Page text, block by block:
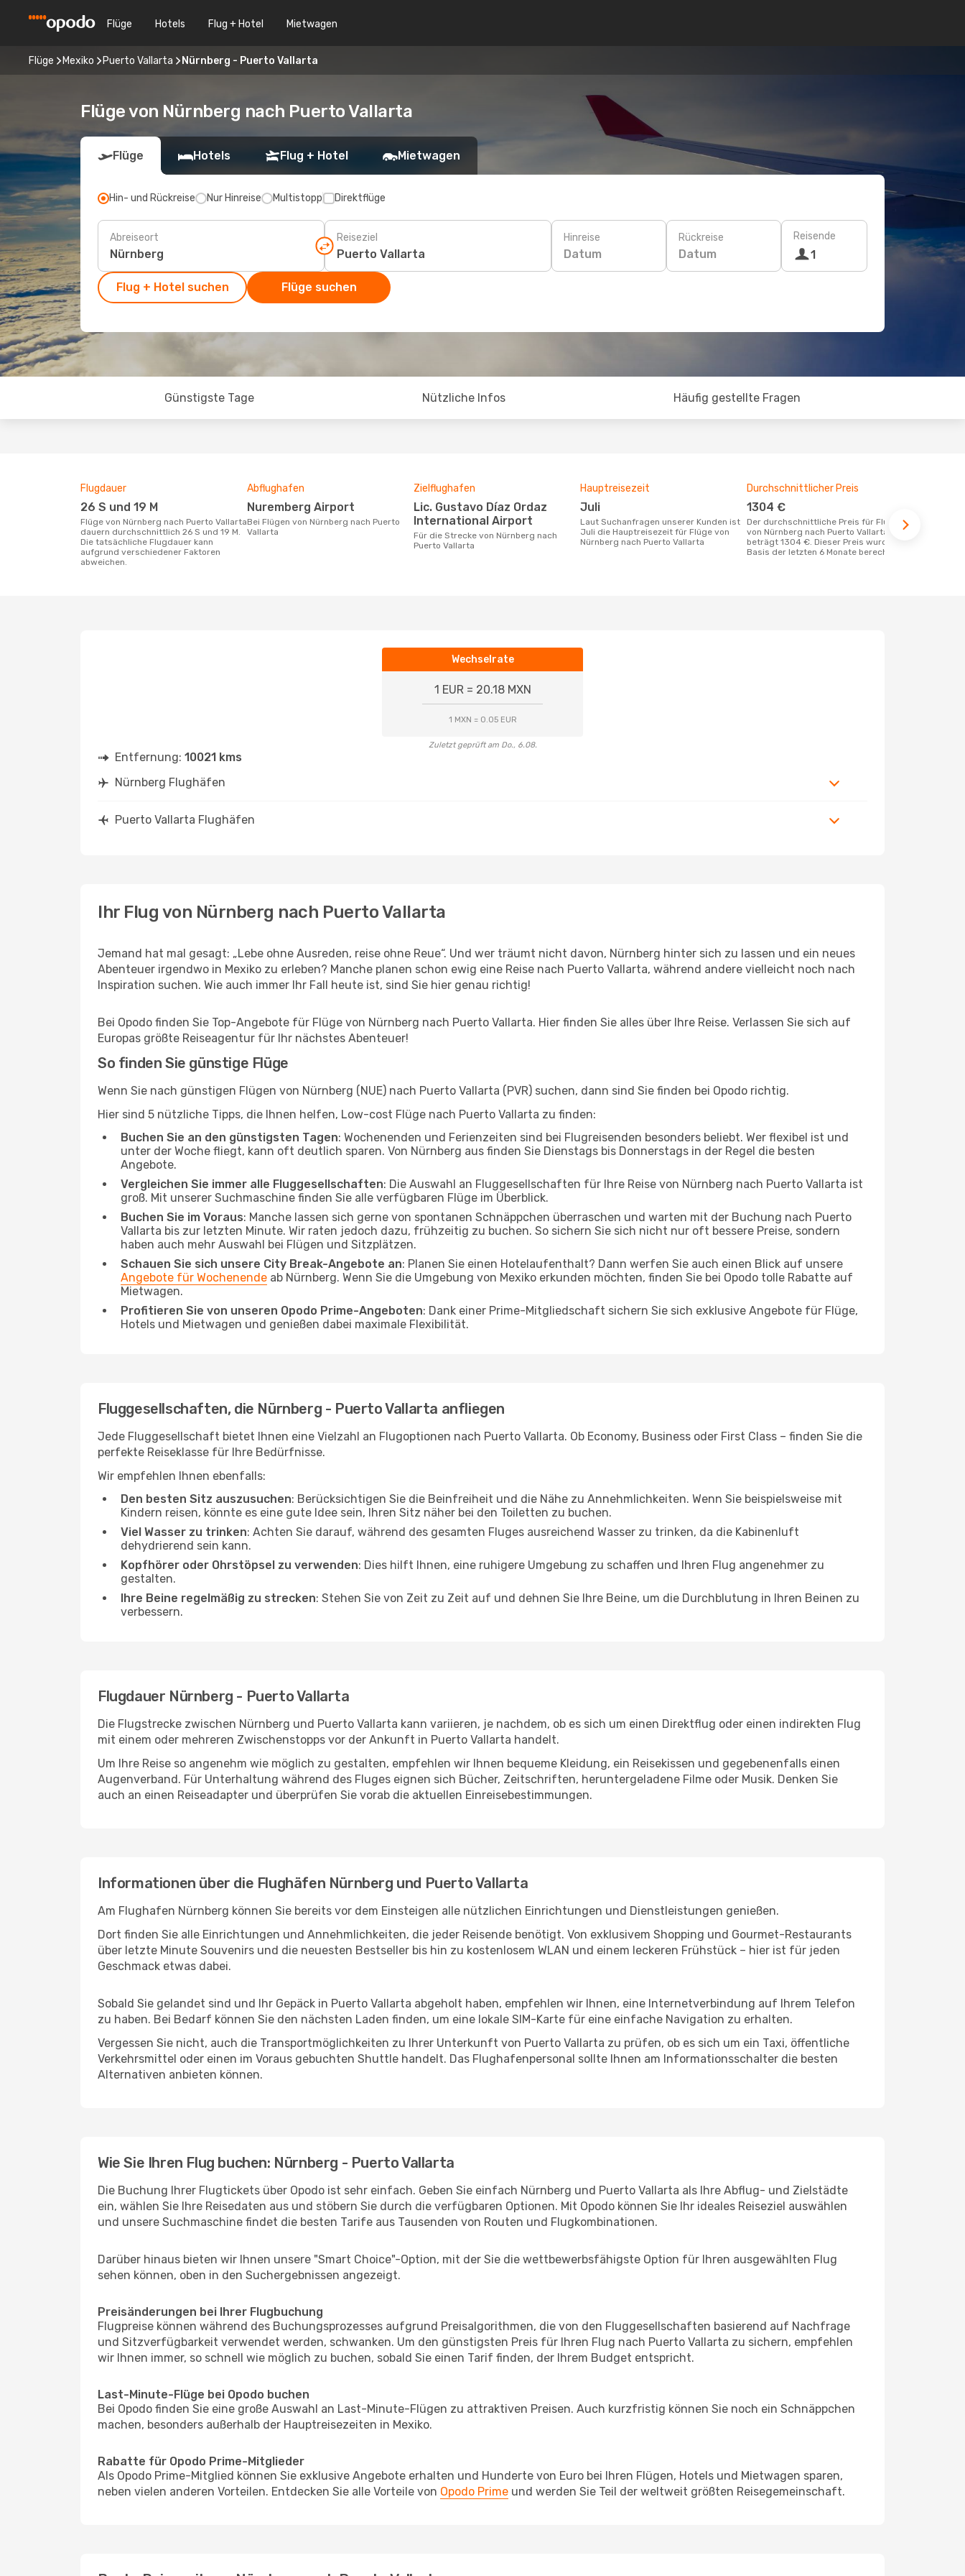
Flüge Hotels Flug + Hotel Mietwagen
Flüge Mexiko Puerto Vallarta Nürnberg - Puerto Vallarta
Flüge von Nürnberg nach Puerto Vallarta
Flüge Hotels Flug + Hotel Mietwagen
Hin- und Rückreise Nur Hinreise Multistopp Direktflüge
Abreiseort Reiseziel Hinreise
Datum
Rückreise
Datum
Reisende
1
Flug + Hotel suchen Flüge suchen
Günstigste Tage Nützliche Infos Häufig gestellte Fragen
Flugdauer
26 S und 19 M
Flüge von Nürnberg nach Puerto Vallarta
dauern durchschnittlich 26 S und 19 M.
Die tatsächliche Flugdauer kann
aufgrund verschiedener Faktoren
abweichen.
Abflughafen
Nuremberg Airport
Bei Flügen von Nürnberg nach Puerto
Vallarta
Zielflughafen
Lic. Gustavo Díaz Ordaz
International Airport
Für die Strecke von Nürnberg nach
Puerto Vallarta
Hauptreisezeit
Juli
Laut Suchanfragen unserer Kunden ist
Juli die Hauptreisezeit für Flüge von
Nürnberg nach Puerto Vallarta
Durchschnittlicher Preis
1304 €
Der durchschnittliche Preis für Flüge
von Nürnberg nach Puerto Vallarta
beträgt 1304 €. Dieser Preis wurde auf
Basis der letzten 6 Monate berechnet.
Wechselrate
1 EUR = 20.18 MXN
1 MXN = 0.05 EUR
Zuletzt geprüft am Do., 6.08.
Entfernung: 10021 kms
Nürnberg Flughäfen
Puerto Vallarta Flughäfen
Ihr Flug von Nürnberg nach Puerto Vallarta
Jemand hat mal gesagt: „Lebe ohne Ausreden, reise ohne Reue“. Und wer träumt nicht davon, Nürnberg hinter sich zu lassen und ein neues
Abenteuer irgendwo in Mexiko zu erleben? Manche planen schon ewig eine Reise nach Puerto Vallarta, während andere vielleicht noch nach
Inspiration suchen. Wie auch immer Ihr Fall heute ist, sind Sie hier genau richtig!
Bei Opodo finden Sie Top-Angebote für Flüge von Nürnberg nach Puerto Vallarta. Hier finden Sie alles über Ihre Reise. Verlassen Sie sich auf
Europas größte Reiseagentur für Ihr nächstes Abenteuer!
So finden Sie günstige Flüge
Wenn Sie nach günstigen Flügen von Nürnberg (NUE) nach Puerto Vallarta (PVR) suchen, dann sind Sie finden bei Opodo richtig.
Hier sind 5 nützliche Tipps, die Ihnen helfen, Low-cost Flüge nach Puerto Vallarta zu finden:
Buchen Sie an den günstigsten Tagen: Wochenenden und Ferienzeiten sind bei Flugreisenden besonders beliebt. Wer flexibel ist und
unter der Woche fliegt, kann oft deutlich sparen. Von Nürnberg aus finden Sie Dienstags bis Donnerstags in der Regel die besten
Angebote.
Vergleichen Sie immer alle Fluggesellschaften: Die Auswahl an Fluggesellschaften für Ihre Reise von Nürnberg nach Puerto Vallarta ist
groß. Mit unserer Suchmaschine finden Sie alle verfügbaren Flüge im Überblick.
Buchen Sie im Voraus: Manche lassen sich gerne von spontanen Schnäppchen überraschen und warten mit der Buchung nach Puerto
Vallarta bis zur letzten Minute. Wir raten jedoch dazu, frühzeitig zu buchen. So sichern Sie sich nicht nur oft bessere Preise, sondern
haben auch mehr Auswahl bei Flügen und Sitzplätzen.
Schauen Sie sich unsere City Break-Angebote an: Planen Sie einen Hotelaufenthalt? Dann werfen Sie auch einen Blick auf unsere
Angebote für Wochenende ab Nürnberg. Wenn Sie die Umgebung von Mexiko erkunden möchten, finden Sie bei Opodo tolle Rabatte auf
Mietwagen.
Profitieren Sie von unseren Opodo Prime-Angeboten: Dank einer Prime-Mitgliedschaft sichern Sie sich exklusive Angebote für Flüge,
Hotels und Mietwagen und genießen dabei maximale Flexibilität.
Fluggesellschaften, die Nürnberg - Puerto Vallarta anfliegen
Jede Fluggesellschaft bietet Ihnen eine Vielzahl an Flugoptionen nach Puerto Vallarta. Ob Economy, Business oder First Class – finden Sie die
perfekte Reiseklasse für Ihre Bedürfnisse.
Wir empfehlen Ihnen ebenfalls:
Den besten Sitz auszusuchen: Berücksichtigen Sie die Beinfreiheit und die Nähe zu Annehmlichkeiten. Wenn Sie beispielsweise mit
Kindern reisen, könnte es eine gute Idee sein, Ihren Sitz näher bei den Toiletten zu buchen.
Viel Wasser zu trinken: Achten Sie darauf, während des gesamten Fluges ausreichend Wasser zu trinken, da die Kabinenluft
dehydrierend sein kann.
Kopfhörer oder Ohrstöpsel zu verwenden: Dies hilft Ihnen, eine ruhigere Umgebung zu schaffen und Ihren Flug angenehmer zu
gestalten.
Ihre Beine regelmäßig zu strecken: Stehen Sie von Zeit zu Zeit auf und dehnen Sie Ihre Beine, um die Durchblutung in Ihren Beinen zu
verbessern.
Flugdauer Nürnberg - Puerto Vallarta
Die Flugstrecke zwischen Nürnberg und Puerto Vallarta kann variieren, je nachdem, ob es sich um einen Direktflug oder einen indirekten Flug
mit einem oder mehreren Zwischenstopps vor der Ankunft in Puerto Vallarta handelt.
Um Ihre Reise so angenehm wie möglich zu gestalten, empfehlen wir Ihnen bequeme Kleidung, ein Reisekissen und gegebenenfalls einen
Augenverband. Für Unterhaltung während des Fluges eignen sich Bücher, Zeitschriften, heruntergeladene Filme oder Musik. Denken Sie
auch an einen Reiseadapter und überprüfen Sie vorab die aktuellen Einreisebestimmungen.
Informationen über die Flughäfen Nürnberg und Puerto Vallarta
Am Flughafen Nürnberg können Sie bereits vor dem Einsteigen alle nützlichen Einrichtungen und Dienstleistungen genießen.
Dort finden Sie alle Einrichtungen und Annehmlichkeiten, die jeder Reisende benötigt. Von exklusivem Shopping und Gourmet-Restaurants
über letzte Minute Souvenirs und die neuesten Bestseller bis hin zu kostenlosem WLAN und einem leckeren Frühstück – hier ist für jeden
Geschmack etwas dabei.
Sobald Sie gelandet sind und Ihr Gepäck in Puerto Vallarta abgeholt haben, empfehlen wir Ihnen, eine Internetverbindung auf Ihrem Telefon
zu haben. Bei Bedarf können Sie den nächsten Laden finden, um eine lokale SIM-Karte für eine einfache Navigation zu erhalten.
Vergessen Sie nicht, auch die Transportmöglichkeiten zu Ihrer Unterkunft von Puerto Vallarta zu prüfen, ob es sich um ein Taxi, öffentliche
Verkehrsmittel oder einen im Voraus gebuchten Shuttle handelt. Das Flughafenpersonal sollte Ihnen am Informationsschalter die besten
Alternativen anbieten können.
Wie Sie Ihren Flug buchen: Nürnberg - Puerto Vallarta
Die Buchung Ihrer Flugtickets über Opodo ist sehr einfach. Geben Sie einfach Nürnberg und Puerto Vallarta als Ihre Abflug- und Zielstädte
ein, wählen Sie Ihre Reisedaten aus und stöbern Sie durch die verfügbaren Optionen. Mit Opodo können Sie Ihr ideales Reiseziel auswählen
und unsere Suchmaschine findet die besten Tarife aus Tausenden von Routen und Flugkombinationen.
Darüber hinaus bieten wir Ihnen unsere "Smart Choice"-Option, mit der Sie die wettbewerbsfähigste Option für Ihren ausgewählten Flug
sehen können, oben in den Suchergebnissen angezeigt.
Preisänderungen bei Ihrer Flugbuchung
Flugpreise können während des Buchungsprozesses aufgrund Preisalgorithmen, die von den Fluggesellschaften basierend auf Nachfrage
und Sitzverfügbarkeit verwendet werden, schwanken. Um den günstigsten Preis für Ihren Flug nach Puerto Vallarta zu sichern, empfehlen
wir Ihnen immer, so schnell wie möglich zu buchen, sobald Sie einen Tarif finden, der Ihrem Budget entspricht.
Last-Minute-Flüge bei Opodo buchen
Bei Opodo finden Sie eine große Auswahl an Last-Minute-Flügen zu attraktiven Preisen. Auch kurzfristig können Sie noch ein Schnäppchen
machen, besonders außerhalb der Hauptreisezeiten in Mexiko.
Rabatte für Opodo Prime-Mitglieder
Als Opodo Prime-Mitglied können Sie exklusive Angebote erhalten und Hunderte von Euro bei Ihren Flügen, Hotels und Mietwagen sparen,
neben vielen anderen Vorteilen. Entdecken Sie alle Vorteile von Opodo Prime und werden Sie Teil der weltweit größten Reisegemeinschaft.